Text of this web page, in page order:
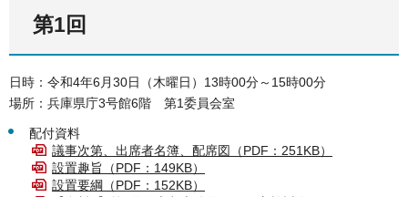
第1回
日時：令和4年6月30日（木曜日）13時00分～15時00分
場所：兵庫県庁3号館6階 第1委員会室
配付資料
議事次第、出席者名簿、配席図（PDF：251KB）
設置趣旨（PDF：149KB）
設置要綱（PDF：152KB）